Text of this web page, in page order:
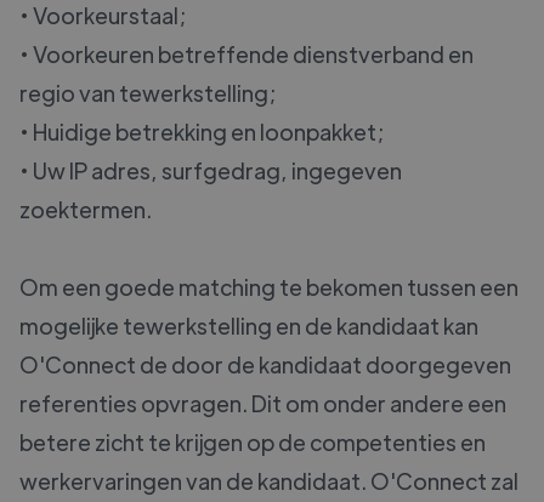
• Voorkeurstaal;
• Voorkeuren betreffende dienstverband en
regio van tewerkstelling;
• Huidige betrekking en loonpakket;
• Uw IP adres, surfgedrag, ingegeven
zoektermen.
Om een goede matching te bekomen tussen een
mogelijke tewerkstelling en de kandidaat kan
O'Connect de door de kandidaat doorgegeven
referenties opvragen. Dit om onder andere een
betere zicht te krijgen op de competenties en
werkervaringen van de kandidaat. O'Connect zal